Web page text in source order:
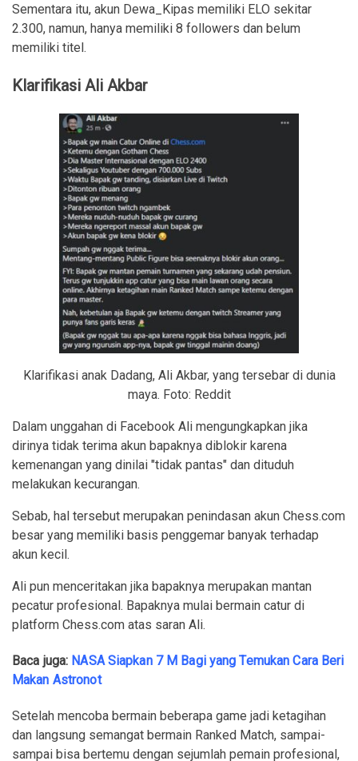
Sementara itu, akun Dewa_Kipas memiliki ELO sekitar
2.300, namun, hanya memiliki 8 followers dan belum
memiliki titel.
Klarifikasi Ali Akbar
Klarifikasi anak Dadang, Ali Akbar, yang tersebar di dunia
maya. Foto: Reddit
Dalam unggahan di Facebook Ali mengungkapkan jika
dirinya tidak terima akun bapaknya diblokir karena
kemenangan yang dinilai "tidak pantas" dan dituduh
melakukan kecurangan.
Sebab, hal tersebut merupakan penindasan akun Chess.com
besar yang memiliki basis penggemar banyak terhadap
akun kecil.
Ali pun menceritakan jika bapaknya merupakan mantan
pecatur profesional. Bapaknya mulai bermain catur di
platform Chess.com atas saran Ali.
Baca juga: NASA Siapkan 7 M Bagi yang Temukan Cara Beri
Makan Astronot
Setelah mencoba bermain beberapa game jadi ketagihan
dan langsung semangat bermain Ranked Match, sampai-
sampai bisa bertemu dengan sejumlah pemain profesional,